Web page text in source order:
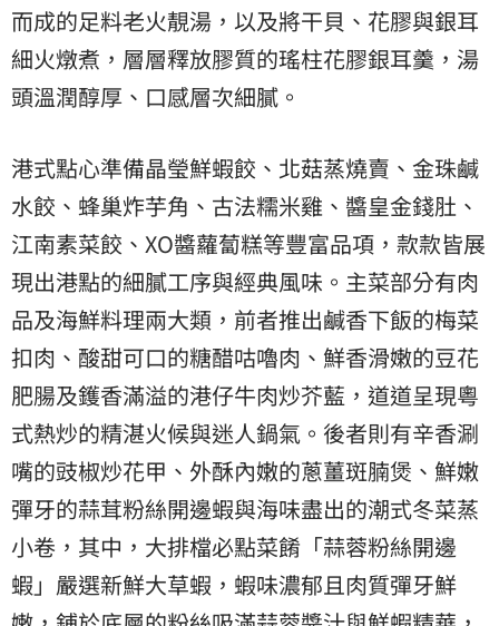
而成的足料老火靚湯，以及將干貝、花膠與銀耳
細火燉煮，層層釋放膠質的瑤柱花膠銀耳羹，湯
頭溫潤醇厚、口感層次細膩。
港式點心準備晶瑩鮮蝦餃、北菇蒸燒賣、金珠鹹
水餃、蜂巢炸芋角、古法糯米雞、醬皇金錢肚、
江南素菜餃、XO醬蘿蔔糕等豐富品項，款款皆展
現出港點的細膩工序與經典風味。主菜部分有肉
品及海鮮料理兩大類，前者推出鹹香下飯的梅菜
扣肉、酸甜可口的糖醋咕嚕肉、鮮香滑嫩的豆花
肥腸及鑊香滿溢的港仔牛肉炒芥藍，道道呈現粵
式熱炒的精湛火候與迷人鍋氣。後者則有辛香涮
嘴的豉椒炒花甲、外酥內嫩的蔥薑斑腩煲、鮮嫩
彈牙的蒜茸粉絲開邊蝦與海味盡出的潮式冬菜蒸
小卷，其中，大排檔必點菜餚「蒜蓉粉絲開邊
蝦」嚴選新鮮大草蝦，蝦味濃郁且肉質彈牙鮮